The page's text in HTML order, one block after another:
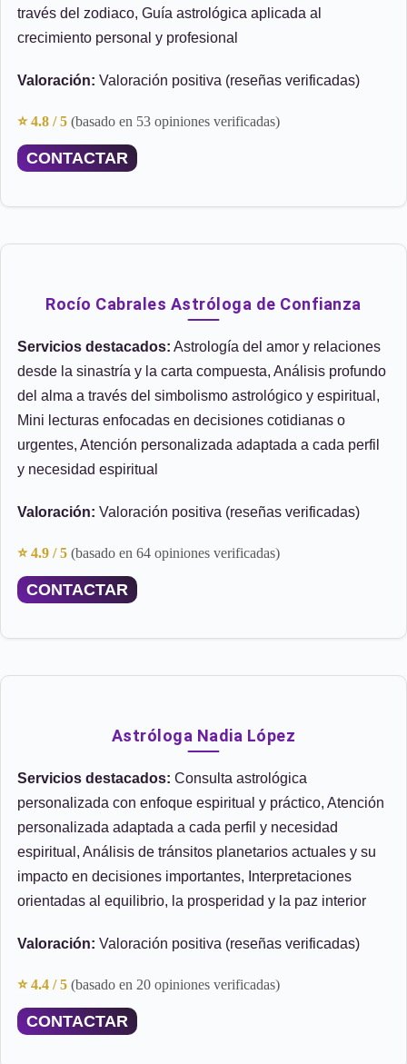
través del zodiaco, Guía astrológica aplicada al
crecimiento personal y profesional
Valoración: Valoración positiva (reseñas verificadas)
⭐ 4.8 / 5 (basado en 53 opiniones verificadas)
CONTACTAR
Rocío Cabrales Astróloga de Confianza
Servicios destacados: Astrología del amor y relaciones
desde la sinastría y la carta compuesta, Análisis profundo
del alma a través del simbolismo astrológico y espiritual,
Mini lecturas enfocadas en decisiones cotidianas o
urgentes, Atención personalizada adaptada a cada perfil
y necesidad espiritual
Valoración: Valoración positiva (reseñas verificadas)
⭐ 4.9 / 5 (basado en 64 opiniones verificadas)
CONTACTAR
Astróloga Nadia López
Servicios destacados: Consulta astrológica
personalizada con enfoque espiritual y práctico, Atención
personalizada adaptada a cada perfil y necesidad
espiritual, Análisis de tránsitos planetarios actuales y su
impacto en decisiones importantes, Interpretaciones
orientadas al equilibrio, la prosperidad y la paz interior
Valoración: Valoración positiva (reseñas verificadas)
⭐ 4.4 / 5 (basado en 20 opiniones verificadas)
CONTACTAR